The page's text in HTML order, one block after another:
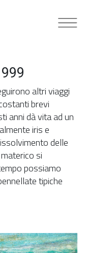
altri viaggi
brevi
anni dà vita ad un
iris e
delle
si
possiamo
tipiche